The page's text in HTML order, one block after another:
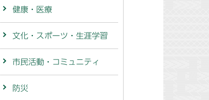
健康・医療
文化・スポーツ・生涯学習
市民活動・コミュニティ
防災